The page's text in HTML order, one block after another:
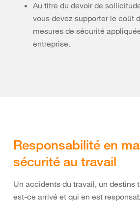
Au titre du devoir de
vous devez supporter le coût
mesures de sécurité
entreprise.
Responsabilité en
sécurité au travail
Un accidents du travail, un destins
est-ce arrivé et qui en est